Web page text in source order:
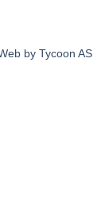
by Tycoon AS